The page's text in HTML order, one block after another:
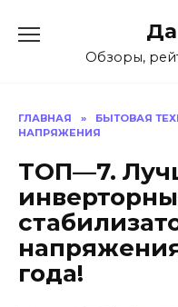
содержаниюОбзоры,
ГЛАВНАЯ » БЫТОВАЯ
НАПРЯЖЕНИЯ
ТОП—7.
года!